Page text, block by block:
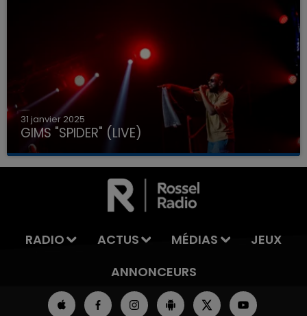
31 janvier 2025
GIMS "SPIDER" (LIVE)
RADIO ACTUS MÉDIAS
JEUX
ANNONCEURS